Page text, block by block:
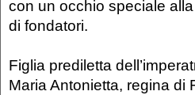
con un occhio speciale
di fondatori.
Figlia prediletta
Maria Antonietta, regina di